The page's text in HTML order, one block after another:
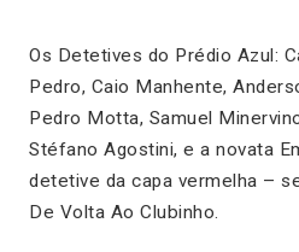
Os Detetives do Prédio Azul:
Pedro, Caio Manhente,
Pedro Motta, Samuel
Stéfano Agostini, e a novata
detetive da capa vermelha –
De Volta Ao Clubinho.